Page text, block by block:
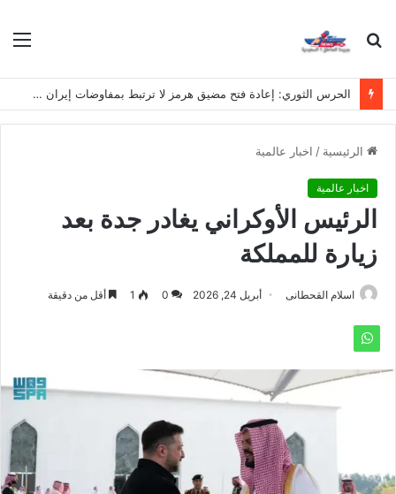
بحث
الحرس الثوري: إعادة فتح مضيق هرمز لا ترتبط بمفاوضات إيران وسلطنة عُمان
الرئيسية / اخبار عالمية
اخبار عالمية
الرئيس الأوكراني يغادر جدة بعد
زيارة للمملكة
اسلام القحطانى أبريل 24, 2026 0
1 أقل من دقيقة